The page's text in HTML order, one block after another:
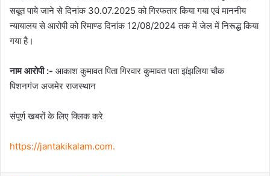
सबूत पाये जाने से दिनांक 30.07.2025 को गिरफतार किया गया एवं माननीय
न्यायालय से आरोपी को रिमाण्ड दिनांक 12/08/2024 तक में जेल में निरूद्ध किया
गया है।
नाम आरोपी :- आकाश कुमावत पिता गिरवार कुमावत पता झंझलिया चौक
पिशनगंज अजमेर राजस्थान
संपूर्ण खबरों के लिए क्लिक करे
https://jantakikalam.com.